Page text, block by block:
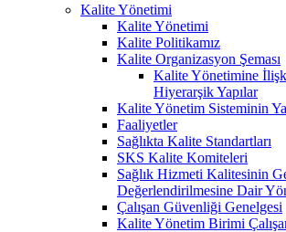
Kalite Yönetimi
Kalite Yönetimi
Kalite Politikamız
Kalite Organizasyon Şeması
Kalite Yönetimine
Hiyerarşik Yapılar
Kalite Yönetim Sisteminin
Faaliyetler
Sağlıkta Kalite Standartları
SKS Kalite Komiteleri
Sağlık Hizmeti Kalitesinin
Değerlendirilmesine Dair
Çalışan Güvenliği Genelgesi
Kalite Yönetim Birimi